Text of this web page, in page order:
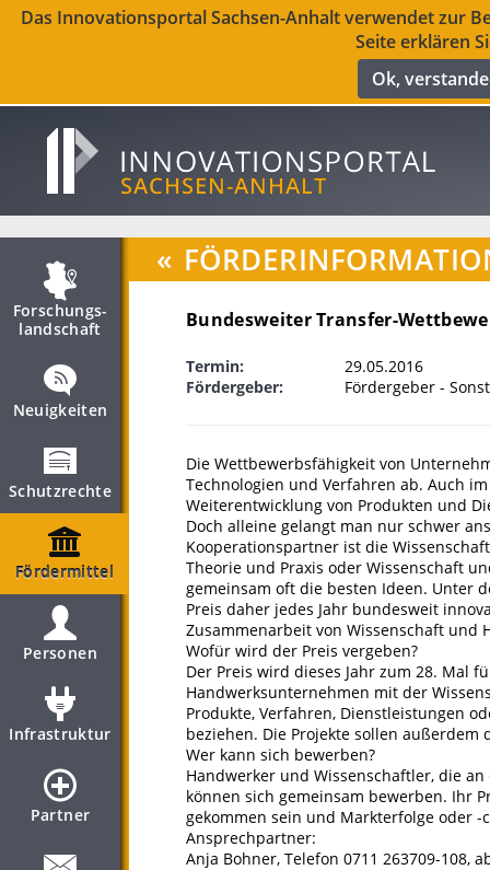
Das Innovationsportal Sachsen-Anhalt verwendet zur
Seite erklären
Ok,
Forschungs­
landschaft
Neuigkeiten
Schutzrechte
Fördermittel
Personen
Infrastruktur
Partner
«
Bundesweiter Transfer-
Termin:
29.05.2016
Fördergeber:
Fördergeber -
Die Wettbewerbsfähigkeit von
Technologien und Verfahren ab. Auch
Weiterentwicklung von Produkten und
Doch alleine gelangt man nur schwer
Kooperationspartner ist die
Theorie und Praxis oder Wissenschaft
gemeinsam oft die besten Ideen. Unter
Preis daher jedes Jahr bundesweit
Zusammenarbeit von Wissenschaft
Wofür wird der Preis vergeben?
Der Preis wird dieses Jahr zum 28. Mal
Handwerksunternehmen mit der
Produkte, Verfahren, Dienstleistungen
beziehen. Die Projekte sollen
Wer kann sich bewerben?
Handwerker und Wissenschaftler, die
können sich gemeinsam bewerben. Ihr
gekommen sein und Markterfolge oder -
Ansprechpartner:
Anja Bohner, Telefon 0711 263709-108,